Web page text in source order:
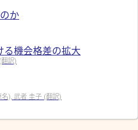
か
る機会格差の拡大
訳)
), 武者 圭子 (翻訳)